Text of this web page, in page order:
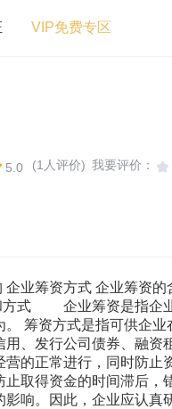
VIP免费专区
5.0 (1人评价) 我要评价：
业筹资方式 企业筹资
方式 企业筹资是指企
筹资方式是指可供企
、发行公司债券、融
的正常进行，同时防
取得资金的时间滞后，
响。因此，企业应认